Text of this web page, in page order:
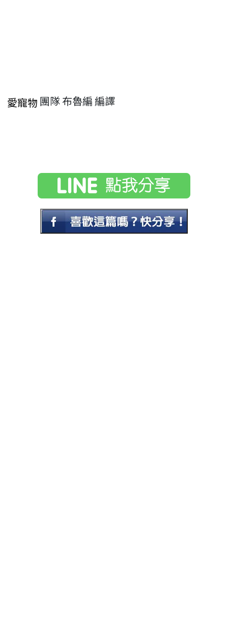
愛寵物 團隊 布魯編 編譯